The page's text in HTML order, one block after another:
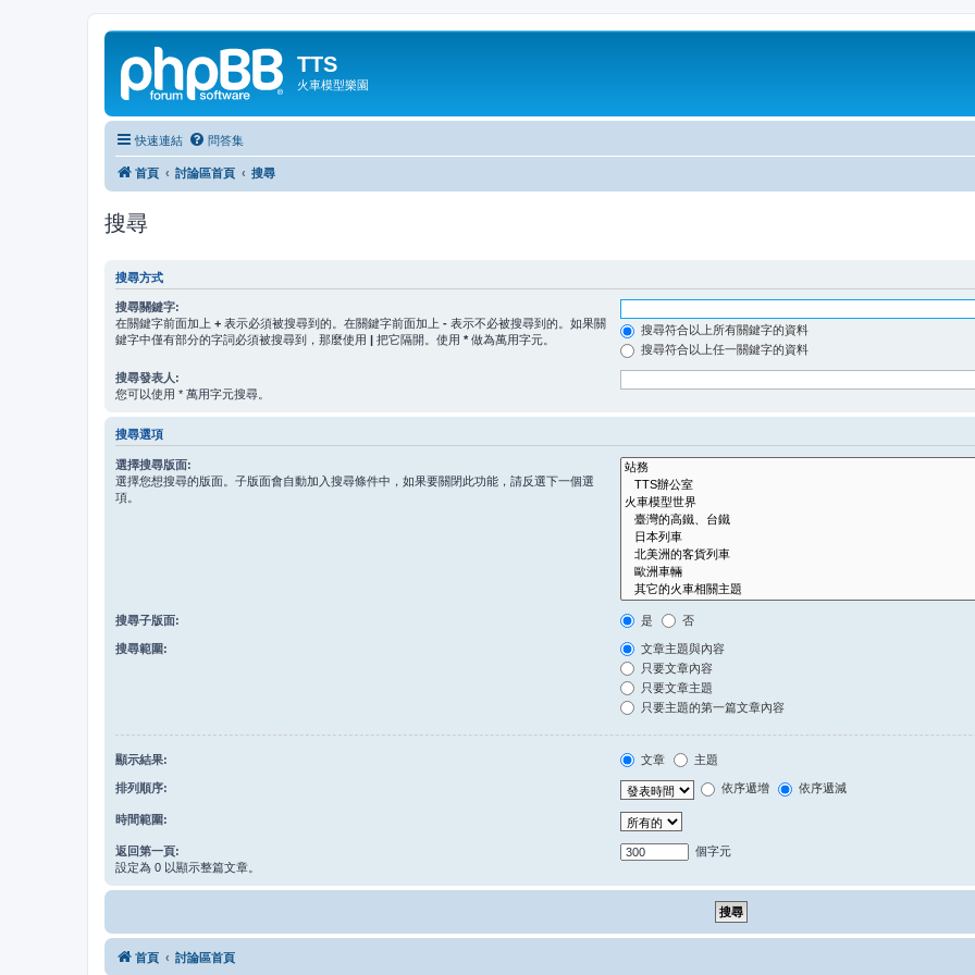
TTS
火車模型樂園
快速連結 問答集
首頁 討論區首頁 搜尋
搜尋
搜尋方式
搜尋關鍵字:
在關鍵字前面加上 + 表示必須被搜尋到的。在關鍵字前面加上 - 表示不必被搜尋到的。如果關
鍵字中僅有部分的字詞必須被搜尋到，那麼使用 | 把它隔開。使用 * 做為萬用字元。
搜尋符合以上所有關鍵字的資料
搜尋符合以上任一關鍵字的資料
搜尋發表人:
您可以使用 * 萬用字元搜尋。
搜尋選項
選擇搜尋版面:
選擇您想搜尋的版面。子版面會自動加入搜尋條件中，如果要關閉此功能，請反選下一個選
項。
搜尋子版面: 是 否
搜尋範圍:
文章主題與內容
只要文章內容
只要文章主題
只要主題的第一篇文章內容
顯示結果: 文章 主題
排列順序: 依序遞增 依序遞減
時間範圍:
返回第一頁:
設定為 0 以顯示整篇文章。
個字元
首頁 討論區首頁